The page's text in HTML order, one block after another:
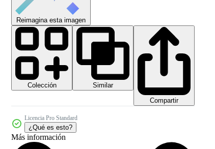
Reimagina esta imagen
Colección
Similar
Compartir
Licencia Pro Standard
¿Qué es esto?
Más información